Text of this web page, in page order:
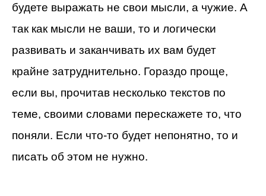
будете выражать не свои мысли, а чужие. А
так как мысли не ваши, то и логически
развивать и заканчивать их вам будет
крайне затруднительно. Гораздо проще,
если вы, прочитав несколько текстов по
теме, своими словами перескажете то, что
поняли. Если что-то будет непонятно, то и
писать об этом не нужно.